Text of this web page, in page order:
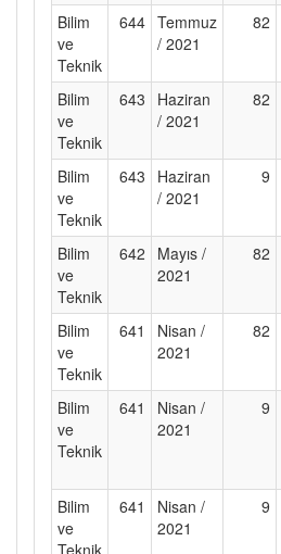
Bilim
ve
Teknik
644 Temmuz
/ 2021
82
Bilim
ve
Teknik
643
Haziran
/ 2021
82
Bilim
ve
Teknik
643
Haziran
/ 2021
9
Bilim
ve
Teknik
642
Mayıs /
2021
82
Bilim
ve
Teknik
641
Nisan /
2021
82
Bilim
ve
Teknik
641
Nisan /
2021
9
Bilim
ve
Teknik
641
Nisan /
2021
9